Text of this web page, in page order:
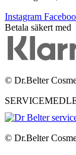
Instagram
Betala säkert med
© Dr.Belter
© Dr.Belter